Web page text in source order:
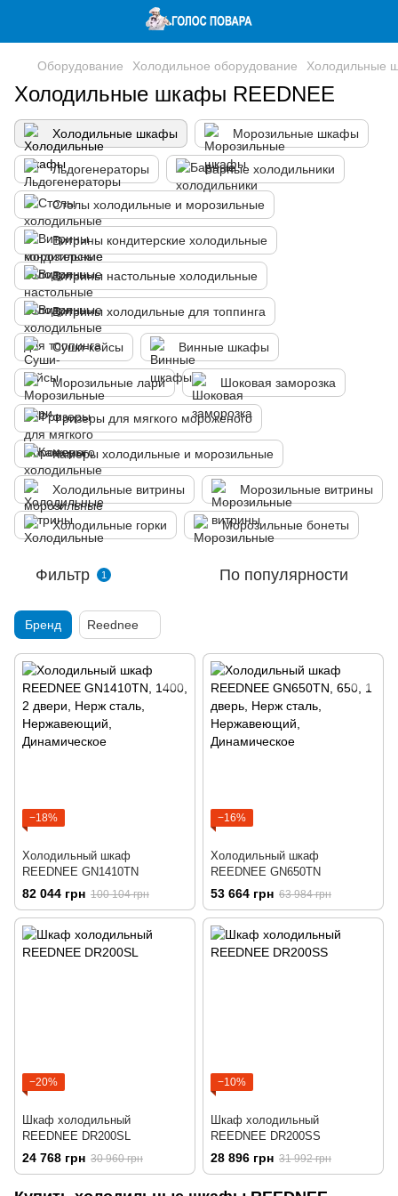
Оборудование Холодильное оборудование Холодильные
Холодильные шкафы REEDNEE
Холодильные шкафы Морозильные шкафы
Льдогенераторы Барные холодильники
Столы холодильные и морозильные
Витрины кондитерские холодильные
Витрины настольные холодильные
Витрины холодильные для топпинга
Суши-кейсы Винные шкафы
Морозильные лари Шоковая заморозка
Фризеры для мягкого мороженого
Камеры холодильные и морозильные
Холодильные витрины Морозильные витрины
Холодильные горки Морозильные бонеты
Фильтр 1 По популярности
Бренд Reednee
−18%
Холодильный шкаф
REEDNEE GN1410TN
82 044 грн 100 104 грн
−16%
Холодильный шкаф
REEDNEE GN650TN
53 664 грн 63 984 грн
−20%
Шкаф холодильный
REEDNEE DR200SL
24 768 грн 30 960 грн
−10%
Шкаф холодильный
REEDNEE DR200SS
28 896 грн 31 992 грн